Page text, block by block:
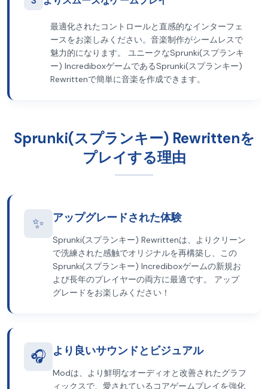
最適化されたコントロールと直感的なインターフェ
ースをお楽しみください。音楽制作がシームレスで
魅力的になります。 ユニークなSprunki(スプランキ
ー) IncrediboxゲームであるSprunki(スプランキー)
Rewrittenで簡単に音楽を作成できます。
Sprunki(スプランキー) Rewrittenを
プレイする理由
✨ アップグレードされた体験
Sprunki(スプランキー) Rewrittenは、よりクリーン
で洗練された感触でオリジナルを再構築し、この
Sprunki(スプランキー) Incrediboxゲームの新規お
よび長年のプレイヤーの両方に最適です。 アップ
グレードをお楽しみください！
🎧 より良いサウンドとビジュアル
Modは、より鮮明なオーディオと改善されたグラフ
ィックスで、愛されているコアゲームプレイを強化